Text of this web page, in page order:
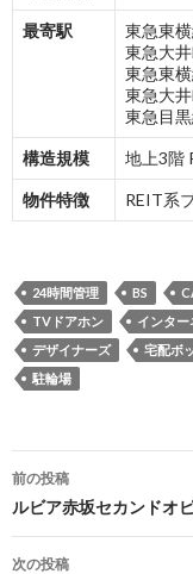
最寄駅
東急東
東急大
東急東
東急大
東急目
構造規模 地上3階
物件特徴 REIT系
24時間管理 BS
TVドアホン
インタ
デザイナーズ
宅配ボ
駐輪場
投
稿
ナ
前の投稿
ルビア赤坂セカンドオ
次の投稿